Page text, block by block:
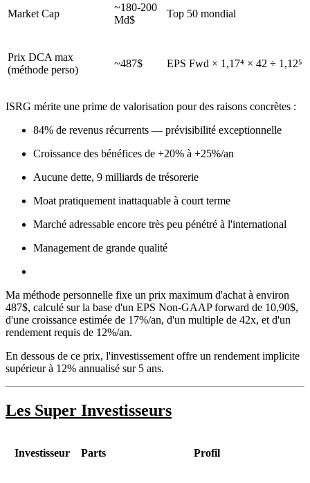
Market Cap
~180-200
Md$
Top 50 mondial
Prix DCA max
(méthode perso)
~487$ EPS Fwd × 1,17⁴ × 42 ÷ 1,12⁵
ISRG mérite une prime de valorisation pour des raisons concrètes :
84% de revenus récurrents — prévisibilité exceptionnelle
Croissance des bénéfices de +20% à +25%/an
Aucune dette, 9 milliards de trésorerie
Moat pratiquement inattaquable à court terme
Marché adressable encore très peu pénétré à l'international
Management de grande qualité
Ma méthode personnelle fixe un prix maximum d'achat à environ
487$, calculé sur la base d'un EPS Non-GAAP forward de 10,90$,
d'une croissance estimée de 17%/an, d'un multiple de 42x, et d'un
rendement requis de 12%/an.
En dessous de ce prix, l'investissement offre un rendement implicite
supérieur à 12% annualisé sur 5 ans.
Les Super Investisseurs
Investisseur Parts Profil